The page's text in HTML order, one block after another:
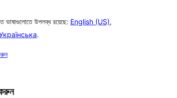
ভাষাগুলোতে উপলব্ধ রয়েছে: English (US),
.